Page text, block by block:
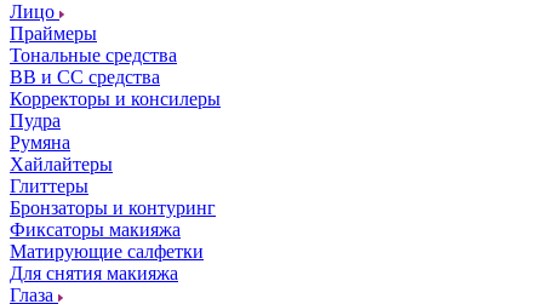
Лицо
Праймеры
Тональные средства
ВВ и СС средства
Корректоры и консилеры
Пудра
Румяна
Хайлайтеры
Глиттеры
Бронзаторы и контуринг
Фиксаторы макияжа
Матирующие салфетки
Для снятия макияжа
Глаза